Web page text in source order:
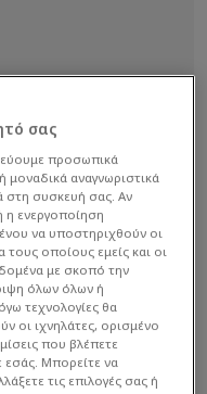
σας
προσωπικά
αναγνωριστικά
στη συσκευή σας. Αν
η ενεργοποίηση
να υποστηριχθούν οι
οποίους εμείς και οι
με σκοπό την
όλων όλων ή
τεχνολογίες θα
οι ιχνηλάτες, ορισμένο
που βλέπετε
εσάς. Μπορείτε να
τις επιλογές σας ή